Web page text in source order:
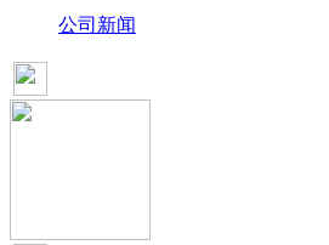
公司新闻